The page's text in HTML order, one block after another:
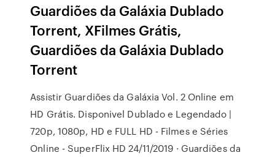
Guardiões da Galáxia Dublado
Torrent, XFilmes Grátis,
Guardiões da Galáxia Dublado
Torrent
Assistir Guardiões da Galáxia Vol. 2 Online em
HD Grátis. Disponivel Dublado e Legendado |
720p, 1080p, HD e FULL HD - Filmes e Séries
Online - SuperFlix HD 24/11/2019 · Guardiões da